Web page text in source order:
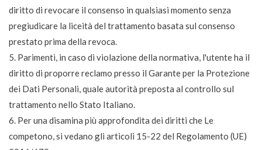
diritto di revocare il consenso in qualsiasi momento senza
pregiudicare la liceità del trattamento basata sul consenso
prestato prima della revoca.
5. Parimenti, in caso di violazione della normativa, l'utente ha il
diritto di proporre reclamo presso il Garante per la Protezione
dei Dati Personali, quale autorità preposta al controllo sul
trattamento nello Stato Italiano.
6. Per una disamina più approfondita dei diritti che Le
competono, si vedano gli articoli 15-22 del Regolamento (UE)